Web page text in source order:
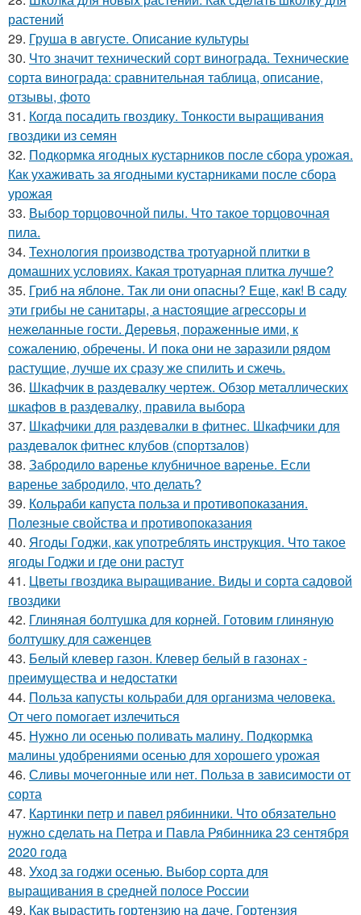
растений
29. Груша в августе. Описание культуры
30. Что значит технический сорт винограда. Технические
сорта винограда: сравнительная таблица, описание,
отзывы, фото
31. Когда посадить гвоздику. Тонкости выращивания
гвоздики из семян
32. Подкормка ягодных кустарников после сбора урожая.
Как ухаживать за ягодными кустарниками после сбора
урожая
33. Выбор торцовочной пилы. Что такое торцовочная
пила.
34. Технология производства тротуарной плитки в
домашних условиях. Какая тротуарная плитка лучше?
35. Гриб на яблоне. Так ли они опасны? Еще, как! В саду
эти грибы не санитары, а настоящие агрессоры и
нежеланные гости. Деревья, пораженные ими, к
сожалению, обречены. И пока они не заразили рядом
растущие, лучше их сразу же спилить и сжечь.
36. Шкафчик в раздевалку чертеж. Обзор металлических
шкафов в раздевалку, правила выбора
37. Шкафчики для раздевалки в фитнес. Шкафчики для
раздевалок фитнес клубов (спортзалов)
38. Забродило варенье клубничное варенье. Если
варенье забродило, что делать?
39. Кольраби капуста польза и противопоказания.
Полезные свойства и противопоказания
40. Ягоды Годжи, как употреблять инструкция. Что такое
ягоды Годжи и где они растут
41. Цветы гвоздика выращивание. Виды и сорта садовой
гвоздики
42. Глиняная болтушка для корней. Готовим глиняную
болтушку для саженцев
43. Белый клевер газон. Клевер белый в газонах -
преимущества и недостатки
44. Польза капусты кольраби для организма человека.
От чего помогает излечиться
45. Нужно ли осенью поливать малину. Подкормка
малины удобрениями осенью для хорошего урожая
46. Сливы мочегонные или нет. Польза в зависимости от
сорта
47. Картинки петр и павел рябинники. Что обязательно
нужно сделать на Петра и Павла Рябинника 23 сентября
2020 года
48. Уход за годжи осенью. Выбор сорта для
выращивания в средней полосе России
49. Как вырастить гортензию на даче. Гортензия